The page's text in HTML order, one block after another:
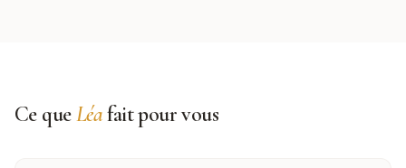
Ce queLéafait pour vous